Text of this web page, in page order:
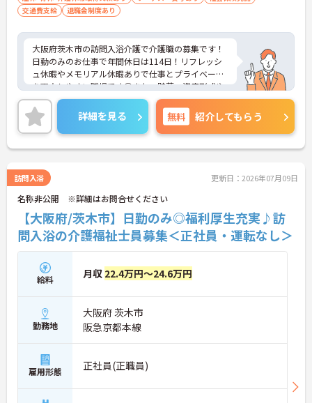
交通費支給
退職金制度あり
大阪府茨木市の訪問入浴介護で介護職の募集です！
日勤のみのお仕事で年間休日は114日！リフレッシ
ュ休暇やメモリアル休暇ありで仕事とプライベート
を両立しやすい職場です◎また、貯蓄・資産形成や
暮らしに関する福利厚生が充実！安心して長く働き
やすい環境が整っています♪各種研修制度や資格取
得支援制度はもちろん、年1回のキャリアチャレン
ジ制度もあり、働きながらスキルアップを目指せる
職場です！ご興味のある方は面接ポイントをお伝え
詳細を見る 無料 紹介してもらう
訪問入浴 更新日：2026年07月09日
名称非公開 ※詳細はお問合せください
【大阪府/茨木市】日勤のみ◎福利厚生充実♪訪
問入浴の介護福祉士員募集＜正社員・運転なし＞
給料 月収 22.4万円～24.6万円
勤務地
大阪府 茨木市
阪急京都本線
雇用形態 正社員(正職員)